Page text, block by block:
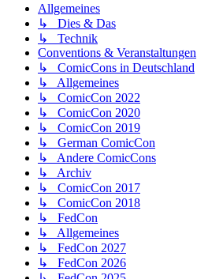
Allgemeines
↳ Dies & Das
↳ Technik
Conventions & Veranstaltungen
↳ ComicCons in Deutschland
↳ Allgemeines
↳ ComicCon 2022
↳ ComicCon 2020
↳ ComicCon 2019
↳ German ComicCon
↳ Andere ComicCons
↳ Archiv
↳ ComicCon 2017
↳ ComicCon 2018
↳ FedCon
↳ Allgemeines
↳ FedCon 2027
↳ FedCon 2026